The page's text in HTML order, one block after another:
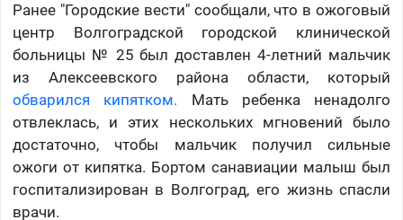
Ранее "Городские вести" сообщали, что в ожоговый
центр Волгоградской городской клинической
больницы № 25 был доставлен 4-летний мальчик
из Алексеевского района области, который
обварился кипятком. Мать ребенка ненадолго
отвлеклась, и этих нескольких мгновений было
достаточно, чтобы мальчик получил сильные
ожоги от кипятка. Бортом санавиации малыш был
госпитализирован в Волгоград, его жизнь спасли
врачи.